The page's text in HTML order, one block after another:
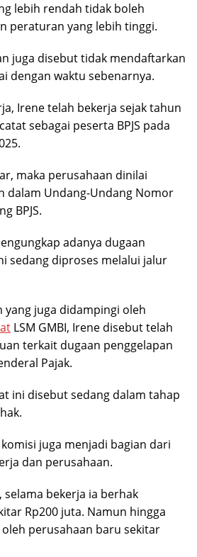
lebih rendah tidak boleh
peraturan yang lebih tinggi.
juga disebut tidak mendaftarkan
dengan waktu sebenarnya.
Irene telah bekerja sejak tahun
sebagai peserta BPJS pada
maka perusahaan dinilai
dalam Undang-Undang Nomor
BPJS.
adanya dugaan
sedang diproses melalui jalur
yang juga didampingi oleh
LSM GMBI, Irene disebut telah
terkait dugaan penggelapan
Pajak.
ini disebut sedang dalam tahap
juga menjadi bagian dari
dan perusahaan.
bekerja ia berhak
Rp200 juta. Namun hingga
perusahaan baru sekitar